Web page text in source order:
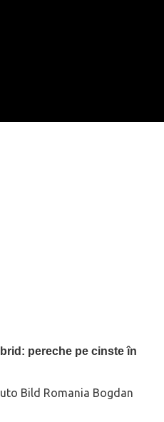
pereche pe cinste în
Bild Romania Bogdan